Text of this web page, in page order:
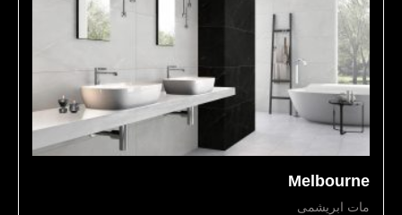
Melbourne
مات ابریشمی